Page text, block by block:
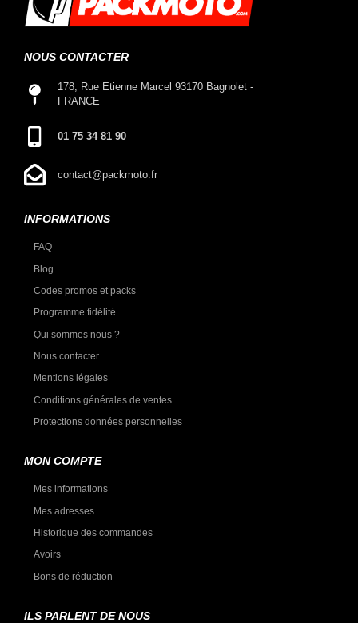
NOUS CONTACTER
178, Rue Etienne Marcel 93170 Bagnolet -
FRANCE
01 75 34 81 90
contact@packmoto.fr
INFORMATIONS
FAQ
Blog
Codes promos et packs
Programme fidélité
Qui sommes nous ?
Nous contacter
Mentions légales
Conditions générales de ventes
Protections données personnelles
MON COMPTE
Mes informations
Mes adresses
Historique des commandes
Avoirs
Bons de réduction
ILS PARLENT DE NOUS